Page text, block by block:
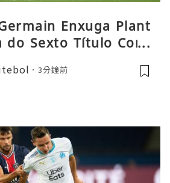
Enxuga Plant
do Sexto Título Cons
3分鐘前